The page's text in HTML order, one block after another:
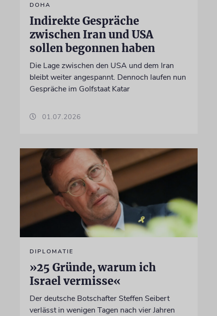
DOHA
Indirekte Gespräche
zwischen Iran und USA
sollen begonnen haben
Die Lage zwischen den USA und dem Iran
bleibt weiter angespannt. Dennoch laufen nun
Gespräche im Golfstaat Katar
01.07.2026
DIPLOMATIE
»25 Gründe, warum ich
Israel vermisse«
Der deutsche Botschafter Steffen Seibert
verlässt in wenigen Tagen nach vier Jahren